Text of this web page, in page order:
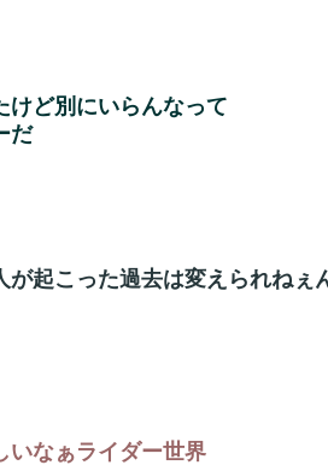
けど別にいらんなって
だ
が起こった過去は変えられねぇ
いなぁライダー世界